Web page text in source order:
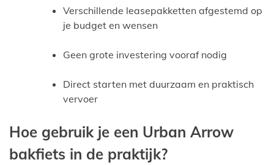
Verschillende leasepakketten afgestemd op
je budget en wensen
Geen grote investering vooraf nodig
Direct starten met duurzaam en praktisch
vervoer
Hoe gebruik je een Urban Arrow
bakfiets in de praktijk?